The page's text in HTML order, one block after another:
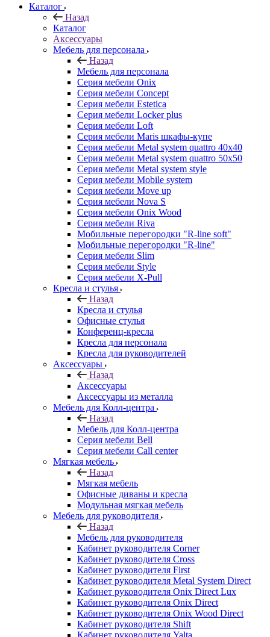
Каталог
Назад
Каталог
Аксессуары
Мебель для персонала
Назад
Мебель для персонала
Серия мебели Onix
Серия мебели Concept
Серия мебели Estetica
Серия мебели Locker plus
Серия мебели Loft
Серия мебели Maris шкафы-купе
Серия мебели Metal system quattro 40x40
Серия мебели Metal system quattro 50x50
Серия мебели Metal system style
Серия мебели Mobile system
Серия мебели Move up
Серия мебели Nova S
Серия мебели Onix Wood
Серия мебели Riva
Мобильные перегородки "R-line soft"
Мобильные перегородки "R-line"
Серия мебели Slim
Серия мебели Style
Серия мебели X-Pull
Кресла и стулья
Назад
Кресла и стулья
Офисные стулья
Конференц-кресла
Кресла для персонала
Кресла для руководителей
Аксессуары
Назад
Аксессуары
Аксессуары из металла
Мебель для Колл-центра
Назад
Мебель для Колл-центра
Серия мебели Bell
Серия мебели Call center
Мягкая мебель
Назад
Мягкая мебель
Офисные диваны и кресла
Модульная мягкая мебель
Мебель для руководителя
Назад
Мебель для руководителя
Кабинет руководителя Corner
Кабинет руководителя Cross
Кабинет руководителя First
Кабинет руководителя Metal System Direct
Кабинет руководителя Onix Direct Lux
Кабинет руководителя Onix Direct
Кабинет руководителя Onix Wood Direct
Кабинет руководителя Shift
Кабинет руководителя Yalta